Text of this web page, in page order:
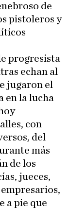
de
pistoleros y
progresista
echan al
jugaron el
en la lucha
con
del
más
de los
jueces,
a pie que